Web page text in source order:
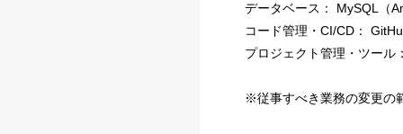
データベース： MySQL（
コード管理・CI/CD：
プロジェクト管理・ツー
※従事すべき業務の変更の